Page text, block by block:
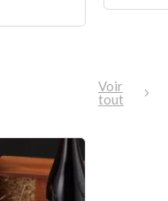
Voir
tout